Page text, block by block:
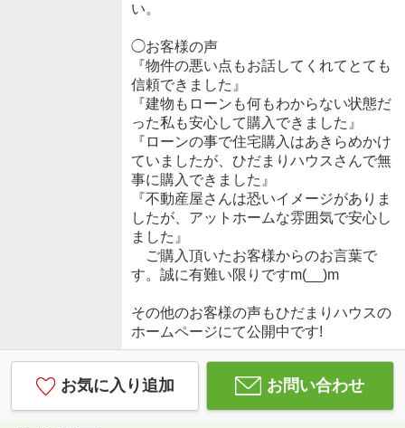
い。
◯お客様の声
『物件の悪い点もお話してくれてとても
信頼できました』
『建物もローンも何もわからない状態だ
った私も安心して購入できました』
『ローンの事で住宅購入はあきらめかけ
ていましたが、ひだまりハウスさんで無
事に購入できました』
『不動産屋さんは恐いイメージがありま
したが、アットホームな雰囲気で安心し
ました』
ご購入頂いたお客様からのお言葉で
す。誠に有難い限りですm(__)m
その他のお客様の声もひだまりハウスの
ホームページにて公開中です!
お気に入り追加 お問い合わせ